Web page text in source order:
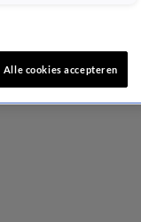
Alle cookies accepteren